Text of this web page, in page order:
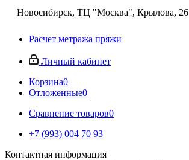
Новосибирск, ТЦ "Москва", Крылова, 26
Расчет метража пряжи
Личный кабинет
Корзина0
Отложенные0
Сравнение товаров0
+7 (993) 004 70 93
Контактная информация